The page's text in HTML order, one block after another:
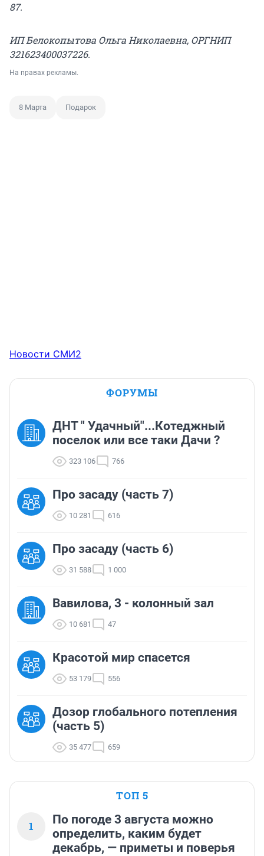
87.
ИП Белокопытова Ольга Николаевна, ОРГНИП
321623400037226.
На правах рекламы.
8 Марта Подарок
Новости СМИ2
ФОРУМЫ
ДНТ " Удачный"...Котеджный
поселок или все таки Дачи ?
323 106 766
Про засаду (часть 7)
10 281 616
Про засаду (часть 6)
31 588 1 000
Вавилова, 3 - колонный зал
10 681 47
Красотой мир спасется
53 179 556
Дозор глобального потепления
(часть 5)
35 477 659
ТОП 5
1
По погоде 3 августа можно
определить, каким будет
декабрь, — приметы и поверья